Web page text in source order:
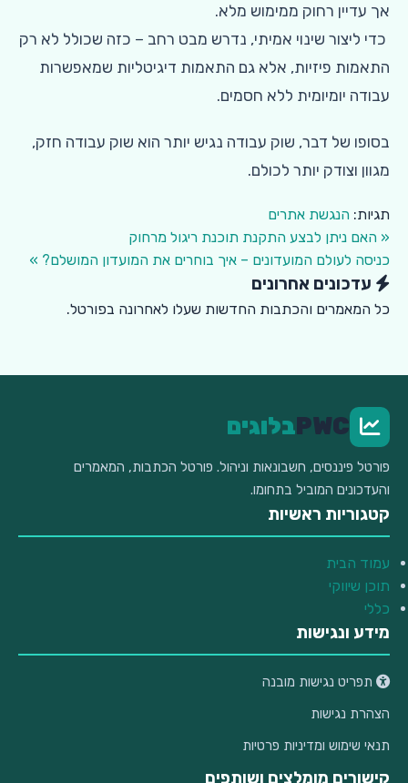
אך עדיין רחוק ממימוש מלא.
כדי ליצור שינוי אמיתי, נדרש מבט רחב – כזה שכולל לא רק
התאמות פיזיות, אלא גם התאמות דיגיטליות שמאפשרות
עבודה יומיומית ללא חסמים.
בסופו של דבר, שוק עבודה נגיש יותר הוא שוק עבודה חזק,
מגוון וצודק יותר לכולם.
תגיות: הנגשת אתרים
« האם ניתן לבצע התקנת תוכנת ריגול מרחוק
כניסה לעולם המועדונים – איך בוחרים את המועדון המושלם? »
עדכונים אחרונים
כל המאמרים והכתבות החדשות שעלו לאחרונה בפורטל.
PWCבלוגים
פורטל פיננסים, חשבונאות וניהול. פורטל הכתבות, המאמרים
והעדכונים המוביל בתחומו.
קטגוריות ראשיות
עמוד הבית
תוכן שיווקי
כללי
מידע ונגישות
תפריט נגישות מובנה
הצהרת נגישות
תנאי שימוש ומדיניות פרטיות
קישורים מומלצים ושותפים